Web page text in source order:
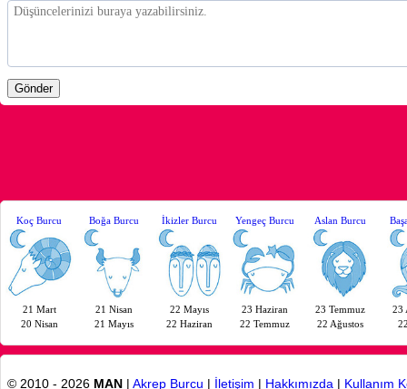
Koç Burcu
21 Mart
20 Nisan
Boğa Burcu
21 Nisan
21 Mayıs
İkizler Burcu
22 Mayıs
22 Haziran
Yengeç Burcu
23 Haziran
22 Temmuz
Aslan Burcu
23 Temmuz
22 Ağustos
23
© 2010 - 2026 MAN | Akrep Burcu | İletişim | Hakkımızda | Kullanım